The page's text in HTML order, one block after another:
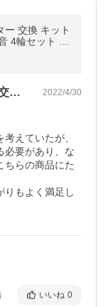
ー 交換 キット
4輪セット 取
タイヤがボロボロになっていたので交換を… 2022/4/30
えていたが、
必要があり、な
ちらの商品にた
りもよく満足し
いいね 0